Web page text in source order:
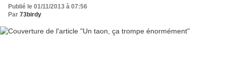
Publié le 01/11/2013 à 07:56
Par 73birdy